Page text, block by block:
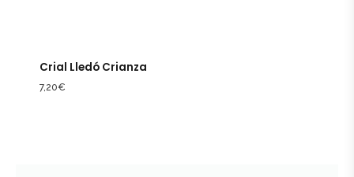
Crial Lledó Crianza
7,20€